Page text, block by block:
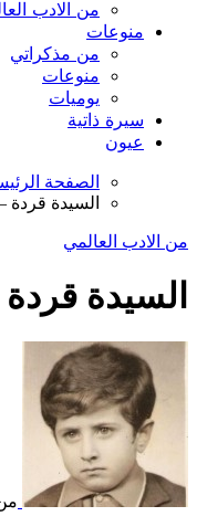
من الادب
منوعات
من مذكراتي
منوعات
يوميات
سيرة ذاتية
عيون
الصفحة
السيدة قردة
من الادب العالمي
السيدة